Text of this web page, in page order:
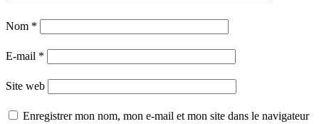
Nom *
E-mail *
Site web
Enregistrer mon nom, mon e-mail et mon site dans le navigateur